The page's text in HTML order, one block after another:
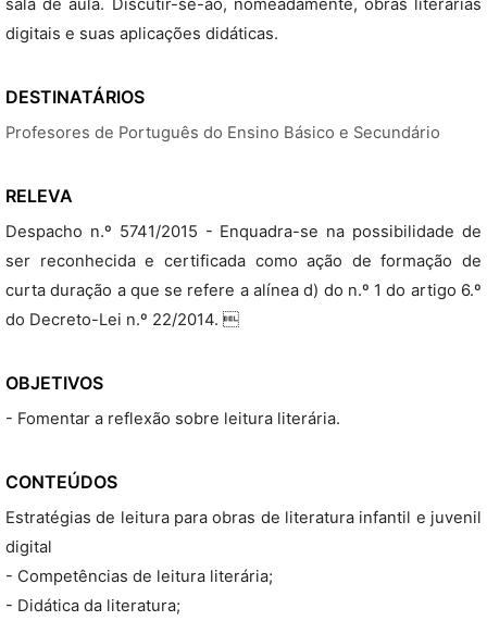
sala de aula. Discutir-se-ão, nomeadamente, obras literárias
digitais e suas aplicações didáticas.
DESTINATÁRIOS
Profesores de Português do Ensino Básico e Secundário
RELEVA
Despacho n.º 5741/2015 - Enquadra-se na possibilidade de
ser reconhecida e certificada como ação de formação de
curta duração a que se refere a alínea d) do n.º 1 do artigo 6.º
do Decreto-Lei n.º 22/2014. 
OBJETIVOS
- Fomentar a reflexão sobre leitura literária.
CONTEÚDOS
Estratégias de leitura para obras de literatura infantil e juvenil
digital
- Competências de leitura literária;
- Didática da literatura;